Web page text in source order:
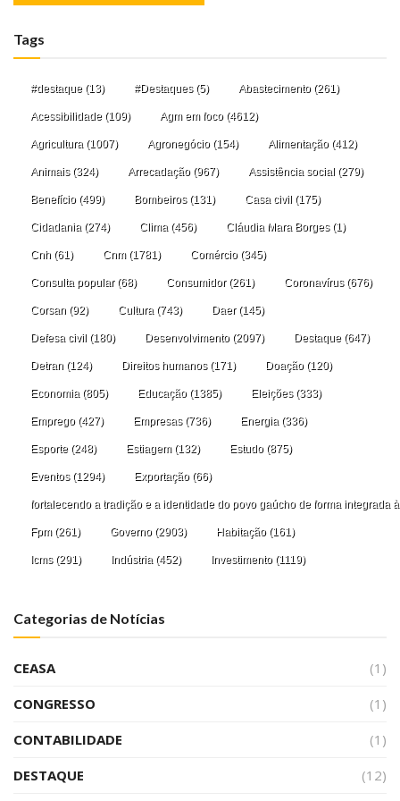
Tags
#destaque (13) #Destaques(5) Abastecimento(261)
Acessibilidade (109) Agm em foco(4612)
Agricultura (1007) Agronegócio(154) Alimentação(412)
Animais(324) Arrecadação(967) Assistência social (279)
Benefício(499) Bombeiros(131) Casa civil (175)
Cidadania (274) Clima (456) Cláudia Mara Borges(1)
Cnh (61) Cnm(1781) Comércio(345)
Consulta popular(68) Consumidor(261) Coronavírus(676)
Corsan (92) Cultura (743) Daer(145)
Defesa civil (180) Desenvolvimento(2097) Destaque (647)
Detran (124) Direitos humanos(171) Doação(120)
Economia (805) Educação(1385) Eleições(333)
Emprego(427) Empresas(736) Energia (336)
Esporte (248) Estiagem(132) Estudo(875)
Eventos(1294) Exportação(66)
fortalecendo a tradição e a identidade do povo gaúcho de forma
Fpm(261) Governo(2903) Habitação(161)
Icms(291) Indústria (452) Investimento(1119)
Categorias de Notícias
CEASA
(1)
CONGRESSO
(1)
CONTABILIDADE
(1)
DESTAQUE
(12)